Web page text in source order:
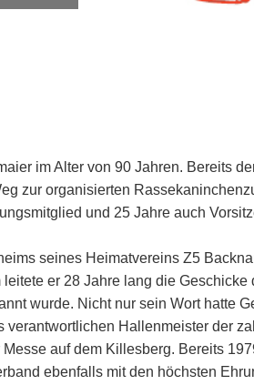
im Alter von 90 Jahren. Bereits
zur organisierten
und 25 Jahre auch
seines Heimatvereins Z5
er 28 Jahre lang die Geschicke
wurde. Nicht nur sein Wort hatte
Hallenmeister der
auf dem Killesberg. Bereits
ebenfalls mit den höchsten